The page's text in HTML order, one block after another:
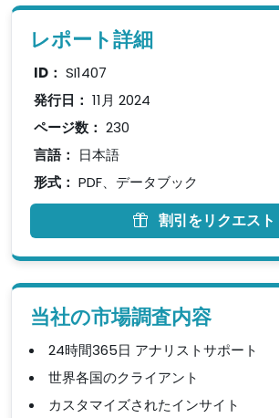
レポート詳細
ID： SI1407
発行日： 11月 2024
ページ数： 230
言語： 日本語
形式： PDF、データブック
割引をリクエスト
当社の市場調査内容
24時間365日 アナリストサポート
世界各国のクライアント
カスタマイズされたインサイト